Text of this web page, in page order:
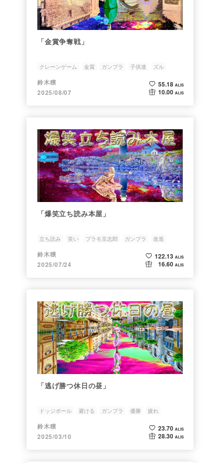
「金賞争奪戦」
クレーンゲーム 金賞 ガンプラ 子供達 ズル
鈴木穣
2025/08/07
55.18 ALIS
10.00 ALIS
「爆笑立ち読み本屋」
立ち読み 笑い プラモ京志郎 ガンプラ 改造
鈴木穣
2025/07/24
122.13 ALIS
16.60 ALIS
「逃げ勝つ休日の昼」
ドッジボール 避ける ガンプラ 優勝 疲れ
鈴木穣
2025/03/10
23.70 ALIS
28.30 ALIS